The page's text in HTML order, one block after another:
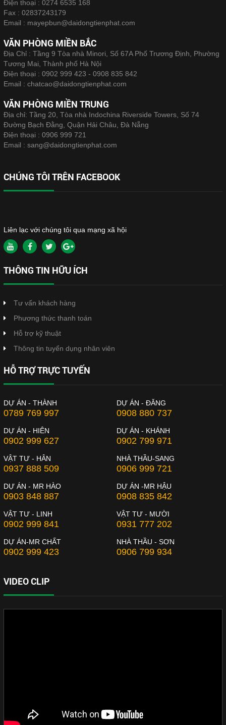
Điện thoại : 0274 6535 168
Fax : 02837243179
Email : mayepbun@daidongtienphat.com
VĂN PHÒNG MIỀN BẮC
Địa Chỉ : Tầng 9 Tòa nhà Minori, Số 67A Phố Trương Định, Phường
Tương Mai, Thành phố Hà Nội
Điện thoại : 0902 999 423 - 0908 835 842
Email : chatcao@daidongtienphat.com
VĂN PHÒNG MIỀN TRUNG
Địa chỉ: Tầng 20, Tòa nhà Indochina Riverside Towers, Số 74
Đường Bạch Đằng, Quận Hải Châu, Đà Nẵng
Điện thoại : 0906 999 721
Email : sang@daidongtienphat.com
CHÚNG TÔI TRÊN FACEBOOK
Liên lạc với chúng tôi qua mạng xã hội
THÔNG TIN HỮU ÍCH
Tư vấn khách hàng
Phương thức thanh toán
Hỗ trợ kỹ thuật
Thông tin tuyển dụng nhân viên
HỖ TRỢ TRỰC TUYẾN
DỰ ÁN - THÀNH
0789 769 997
DỰ ÁN - ĐĂNG
0908 880 737
DỰ ÁN - HIÊN
0902 999 627
DỰ ÁN - KHÁNH
0902 799 971
VẬT TƯ - HÂN
0937 888 509
NHÀ THẦU-SANG
0906 999 721
DỰ ÁN - MR HÀO
0903 848 887
DỰ ÁN -MR HẬU
0908 835 842
VẬT TƯ - LINH
0902 999 841
VẬT TƯ - MƯỜI
0931 777 202
DỰ ÁN-MR CHẤT
0902 999 423
NHÀ THẦU - SƠN
0906 799 934
VIDEO CLIP